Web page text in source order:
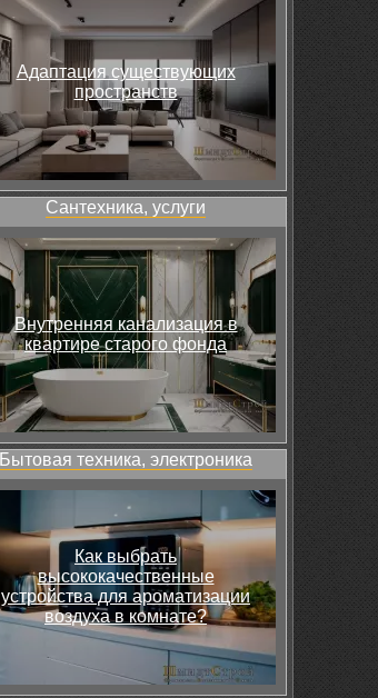
Адаптация существующих
пространств
Сантехника, услуги
Внутренняя канализация в
квартире старого фонда
Бытовая техника, электроника
Как выбрать
высококачественные
устройства для ароматизации
воздуха в комнате?